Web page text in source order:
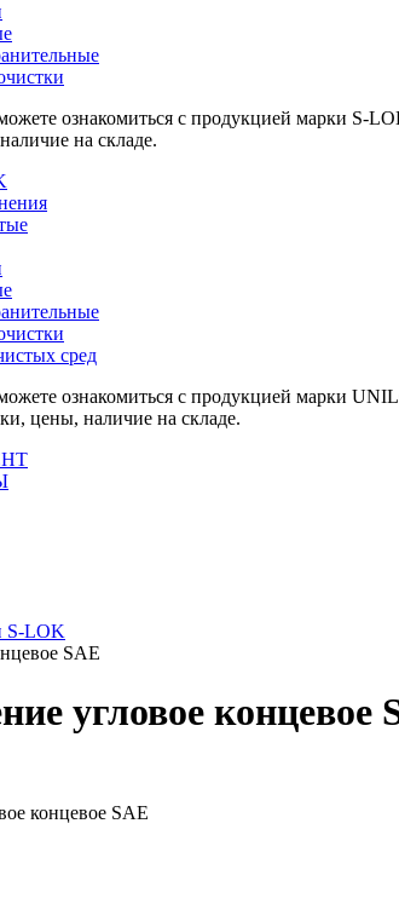
ознакомиться с продукцией марки S-
на складе.
сред
ознакомиться с продукцией марки
цены, наличие на складе.
S-LOK
SAE
угловое концевое
концевое SAE